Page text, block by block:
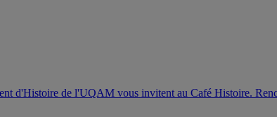
d'Histoire de l'UQAM vous invitent au Café Histoire.